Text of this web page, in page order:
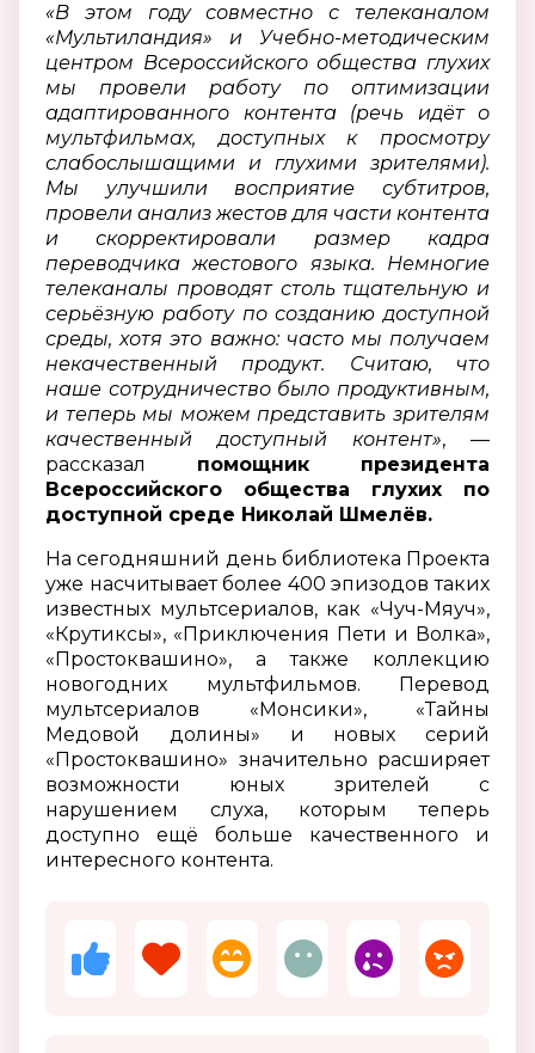
«В этом году совместно с телеканалом
«Мультиландия» и Учебно-методическим
центром Всероссийского общества глухих
мы провели работу по оптимизации
адаптированного контента (речь идёт о
мультфильмах, доступных к просмотру
слабослышащими и глухими зрителями).
Мы улучшили восприятие субтитров,
провели анализ жестов для части контента
и скорректировали размер кадра
переводчика жестового языка. Немногие
телеканалы проводят столь тщательную и
серьёзную работу по созданию доступной
среды, хотя это важно: часто мы получаем
некачественный продукт. Считаю, что
наше сотрудничество было продуктивным,
и теперь мы можем представить зрителям
качественный доступный контент», —
рассказал помощник президента
Всероссийского общества глухих по
доступной среде Николай Шмелёв.
На сегодняшний день библиотека Проекта
уже насчитывает более 400 эпизодов таких
известных мультсериалов, как «Чуч-Мяуч»,
«Крутиксы», «Приключения Пети и Волка»,
«Простоквашино», а также коллекцию
новогодних мультфильмов. Перевод
мультсериалов «Монсики», «Тайны
Медовой долины» и новых серий
«Простоквашино» значительно расширяет
возможности юных зрителей с
нарушением слуха, которым теперь
доступно ещё больше качественного и
интересного контента.